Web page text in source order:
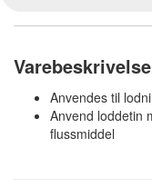
Varebeskrivelse
Anvendes til
Anvend loddetin
flussmiddel